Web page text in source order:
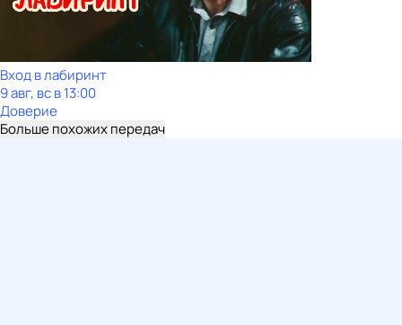
Вход в лабиринт
9 авг, вс в 13:00
Доверие
Больше похожих передач